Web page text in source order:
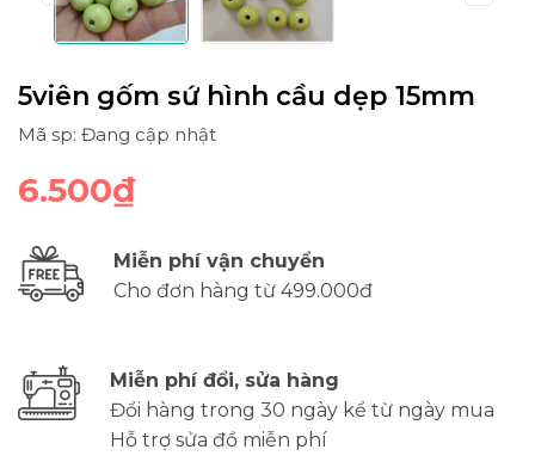
5viên gốm sứ hình cầu dẹp 15mm
Mã sp: Đang cập nhật
6.500₫
Miễn phí vận chuyển
Cho đơn hàng từ 499.000đ
Miễn phí đổi, sửa hàng
Đổi hàng trong 30 ngày kể từ ngày mua
Hỗ trợ sửa đồ miễn phí